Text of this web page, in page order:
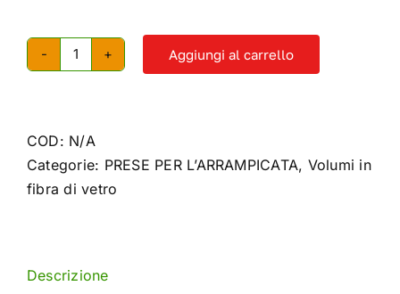
Volume
sinistra
quantità
Aggiungi al carrello
COD: N/A
Categorie: PRESE PER L’ARRAMPICATA, Volumi in
fibra di vetro
Descrizione